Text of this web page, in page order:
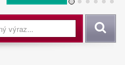
Vyhledat